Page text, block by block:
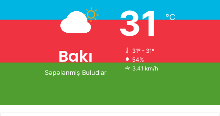
Bakı
Səpələnmiş Buludlar
31℃
31º - 31º
54%
3.41 km/h